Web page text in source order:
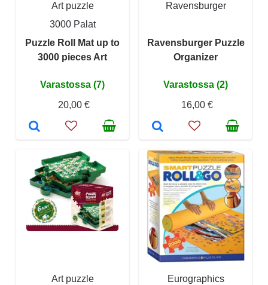
Art puzzle
3000 Palat
Puzzle Roll Mat up to
3000 pieces Art
Varastossa (7)
20,00 €
Ravensburger
Ravensburger Puzzle
Organizer
Varastossa (2)
16,00 €
Art puzzle
Eurographics